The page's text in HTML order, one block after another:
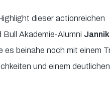
dieser actionreichen
Akademie-Alumni
beinahe noch mit einem
und einem deutlichen